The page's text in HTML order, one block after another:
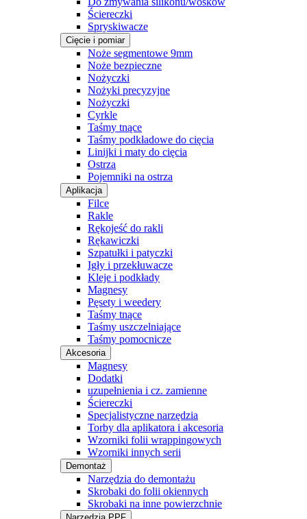
Ściereczki
Spryskiwacze
Cięcie i pomiar
Noże segmentowe 9mm
Noże bezpieczne
Nożyczki
Nożyki precyzyjne
Nożyczki
Cyrkle
Taśmy tnące
Taśmy podkładowe do cięcia
Linijki i maty do cięcia
Ostrza
Pojemniki na ostrza
Aplikacja
Filce
Rakle
Rękojeść do rakli
Rękawiczki
Szpatułki i patyczki
Igły i przekłuwacze
Kleje i podkłady
Magnesy
Pęsety i weedery
Taśmy tnące
Taśmy uszczelniające
Taśmy pomocnicze
Akcesoria
Magnesy
Dodatki
uzupełnienia i cz. zamienne
Ściereczki
Specjalistyczne narzędzia
Torby dla aplikatora i akcesoria
Wzorniki folii wrappingowych
Wzorniki innych serii
Demontaż
Narzędzia do demontażu
Skrobaki do folii okiennych
Skrobaki na inne powierzchnie